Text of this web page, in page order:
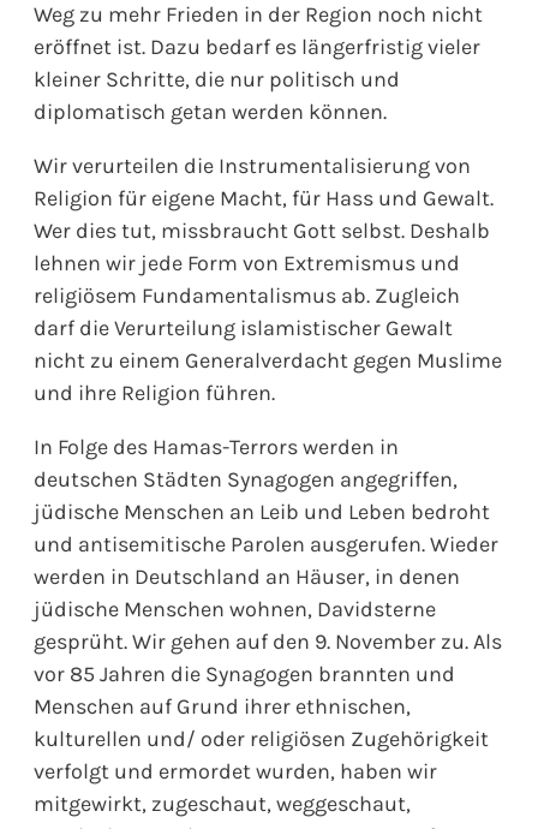
Weg zu mehr Frieden in der Region noch nicht
eröffnet ist. Dazu bedarf es längerfristig vieler
kleiner Schritte, die nur politisch und
diplomatisch getan werden können.
Wir verurteilen die Instrumentalisierung von
Religion für eigene Macht, für Hass und Gewalt.
Wer dies tut, missbraucht Gott selbst. Deshalb
lehnen wir jede Form von Extremismus und
religiösem Fundamentalismus ab. Zugleich
darf die Verurteilung islamistischer Gewalt
nicht zu einem Generalverdacht gegen Muslime
und ihre Religion führen.
In Folge des Hamas-Terrors werden in
deutschen Städten Synagogen angegriffen,
jüdische Menschen an Leib und Leben bedroht
und antisemitische Parolen ausgerufen. Wieder
werden in Deutschland an Häuser, in denen
jüdische Menschen wohnen, Davidsterne
gesprüht. Wir gehen auf den 9. November zu. Als
vor 85 Jahren die Synagogen brannten und
Menschen auf Grund ihrer ethnischen,
kulturellen und/ oder religiösen Zugehörigkeit
verfolgt und ermordet wurden, haben wir
mitgewirkt, zugeschaut, weggeschaut,